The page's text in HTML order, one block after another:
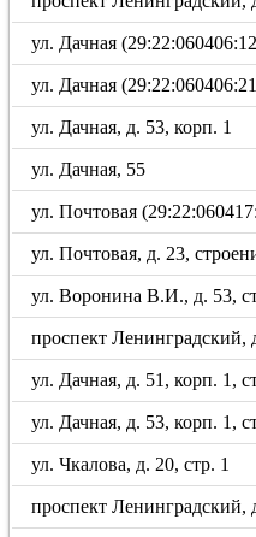
ул. Дачная
ул. Дачная
ул. Дачная, д. 53, корп. 1
ул. Дачная, 55
ул. Почтовая
ул. Почтовая, д. 23,
ул. Воронина В.И., д. 53,
проспект Ленинградский,
ул. Дачная, д. 51, корп. 1,
ул. Дачная, д. 53, корп. 1,
ул. Чкалова, д. 20, стр. 1
проспект Ленинградский,